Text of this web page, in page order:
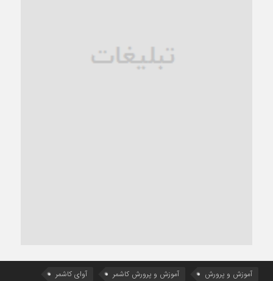
آموزش و پرورش آموزش و پرورش کاشمر
آوای کاشمر